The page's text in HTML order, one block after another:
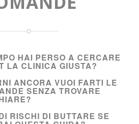
HAI PERSO A CERCARE
LA CLINICA GIUSTA?
ANCORA VUOI FARTI LE
SENZA TROVARE
RISCHI DI BUTTARE SE